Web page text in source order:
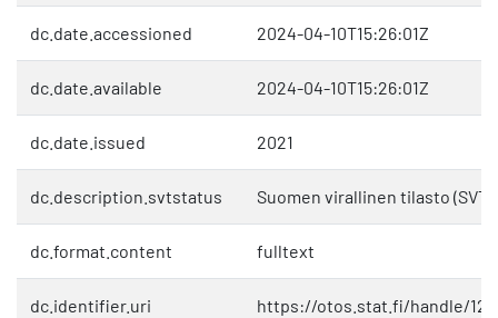
dc.date.accessioned 2024-04-10T15:26:01Z
dc.date.available 2024-04-10T15:26:01Z
dc.date.issued 2021
dc.description.svtstatus Suomen virallinen tilasto (SVT)
dc.format.content fulltext
dc.identifier.uri https://otos.stat.fi/handle/